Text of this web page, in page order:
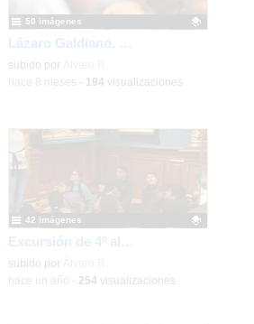
Lázaro Galdiano. Terceros. 2025
Contenido educativo.
subido por
50 imágenes
hace 8 meses - 194 visualizaciones
Excursión de 4º al museo Lázaro Galdiano
Contenido educativo.
subido por
42 imágenes
hace un año - 254 visualizaciones